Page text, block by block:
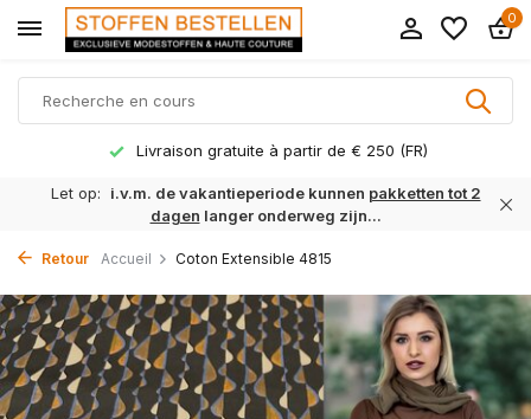
0
Livraison gratuite à partir de € 250 (FR)
Let op: i.v.m. de vakantieperiode kunnen pakketten tot 2
dagen langer onderweg zijn...
Retour Accueil Coton Extensible 4815